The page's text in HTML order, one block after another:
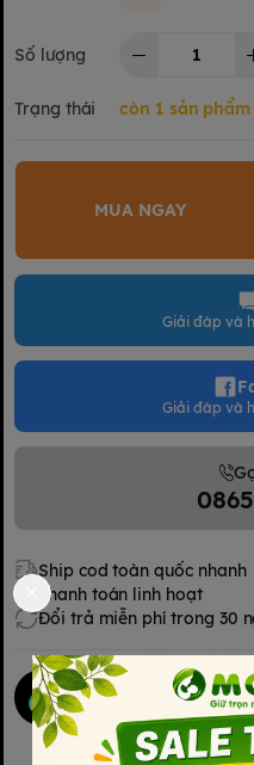
Số lượng
Trạng thái còn 1 sản phẩm
MUA NGAY
Giải đáp và
Giải đáp và
Ship cod toàn quốc nhanh
Thanh toán linh hoạt
Đổi trả miễn phí trong 30
Mokimart Office
Kết nối với chúng tôi
Kết nối với chúng